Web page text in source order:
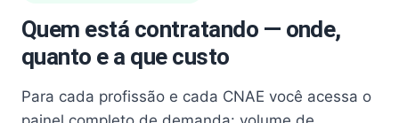
Quem está contratando — onde,
quanto e a que custo
Para cada profissão e cada CNAE você acessa o